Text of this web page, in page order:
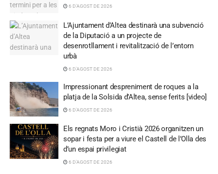
6 D'AGOST DE 2026
L’Ajuntament d’Altea destinarà una subvenció
de la Diputació a un projecte de
desenrotllament i revitalització de l’entorn
urbà
6 D'AGOST DE 2026
Impressionant despreniment de roques a la
platja de la Solsida d’Altea, sense ferits [video]
6 D'AGOST DE 2026
Els regnats Moro i Cristià 2026 organitzen un
sopar i festa per a viure el Castell de l’Olla des
d’un espai privilegiat
6 D'AGOST DE 2026